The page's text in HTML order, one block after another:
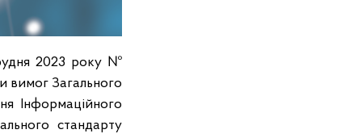
2023 року №
вимог Загального
Інформаційного
стандарту